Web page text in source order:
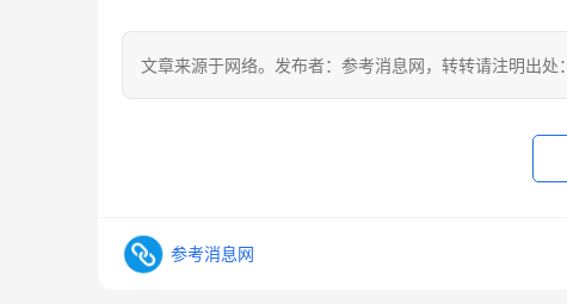
文章来源于网络。发布者：参考消息网，转转请注明出处：
参考消息网